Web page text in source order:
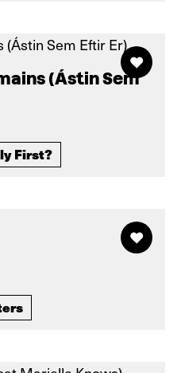
(Ástin Sem
First?